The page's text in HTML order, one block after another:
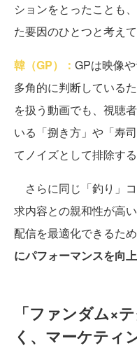
ションをとったことも
た要因のひとつと考えて
韓（GP）： GPは映像
多角的に判断している
を扱う動画でも、視聴
いる「捌き方」や「寿
てノイズとして排除す
さらに同じ「釣り」
求内容との親和性が高
配信を最適化できるため
にパフォーマンスを向
「ファンダム×
く、マーケティ